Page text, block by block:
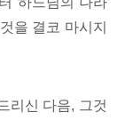
을 결코 마시지
리신 다음, 그것